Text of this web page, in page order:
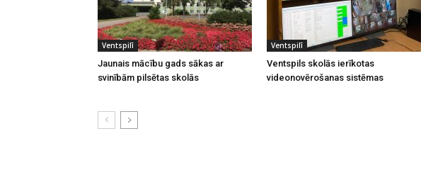
Ventspilī
Jaunais mācību gads sākas ar
svinībām pilsētas skolās
Ventspilī
Ventspils skolās ierīkotas
videonovērošanas sistēmas